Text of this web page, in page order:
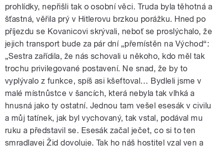
prohlídky, nepřišli tak o osobní věci. Truda byla těhotná a
šťastná, věřila prý v Hitlerovu brzkou porážku. Hned po
příjezdu se Kovanicovi skrývali, neboť se proslýchalo, že
jejich transport bude za pár dní „přemístěn na Východ“:
„Sestra zařídila, že nás schovali u někoho, kdo měl tak
trochu privilegované postavení. Ne snad, že by to
vyplývalo z funkce, spíš asi kšeftoval… Bydleli jsme v
malé místnůstce v šancích, která nebyla tak vlhká a
hnusná jako ty ostatní. Jednou tam vešel esesák v civilu
a můj tatínek, jak byl vychovaný, tak vstal, podával mu
ruku a představil se. Esesák začal ječet, co si to ten
smradlavej Žid dovoluje. Tak ho náš hostitel vzal ven a